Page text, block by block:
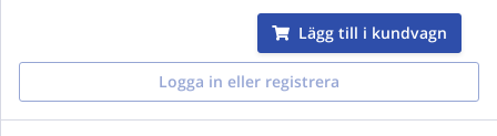
Lägg till i kundvagn
Logga in eller registrera